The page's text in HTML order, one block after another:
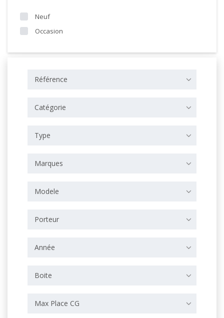
Neuf
Occasion
Référence
Catégorie
Type
Marques
Modele
Porteur
Année
Boite
Max Place CG